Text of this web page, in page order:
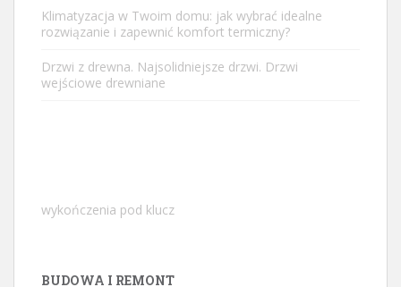
Klimatyzacja w Twoim domu: jak wybrać idealne
rozwiązanie i zapewnić komfort termiczny?
Drzwi z drewna. Najsolidniejsze drzwi. Drzwi
wejściowe drewniane
wykończenia pod klucz
BUDOWA I REMONT